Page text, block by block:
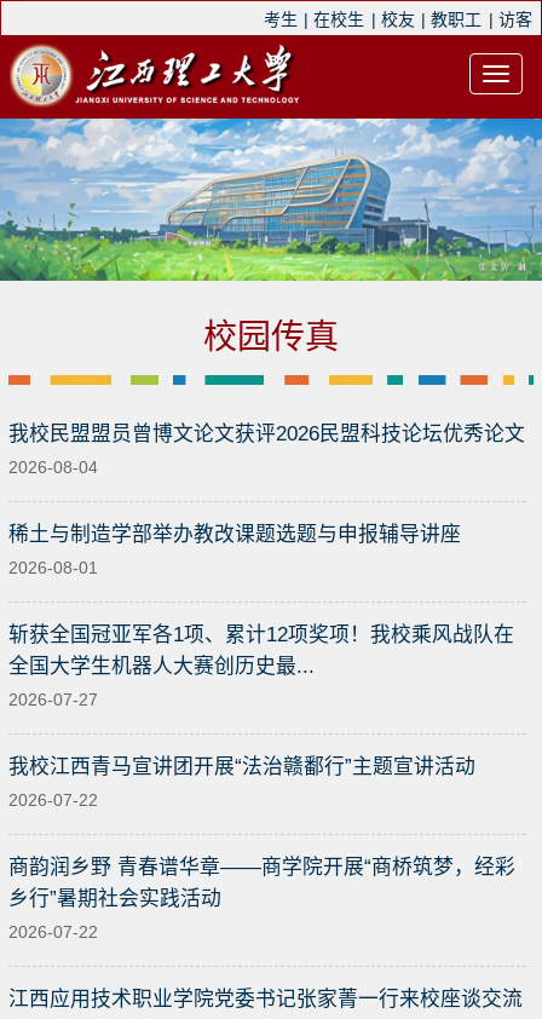
考生 | 在校生 | 校友 | 教职工 | 访客
校园传真
我校民盟盟员曾博文论文获评2026民盟科技论坛优秀论文
2026-08-04
稀土与制造学部举办教改课题选题与申报辅导讲座
2026-08-01
斩获全国冠亚军各1项、累计12项奖项！我校乘风战队在
全国大学生机器人大赛创历史最...
2026-07-27
我校江西青马宣讲团开展“法治赣鄱行”主题宣讲活动
2026-07-22
商韵润乡野 青春谱华章——商学院开展“商桥筑梦，经彩
乡行”暑期社会实践活动
2026-07-22
江西应用技术职业学院党委书记张家菁一行来校座谈交流